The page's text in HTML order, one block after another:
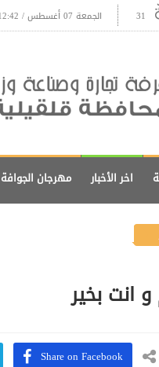
31 الجمعة 07 أغسطس / 12:42 م
اخر الأخبار مهرجان الجوافة 5
انت بخير
Share on Facebook